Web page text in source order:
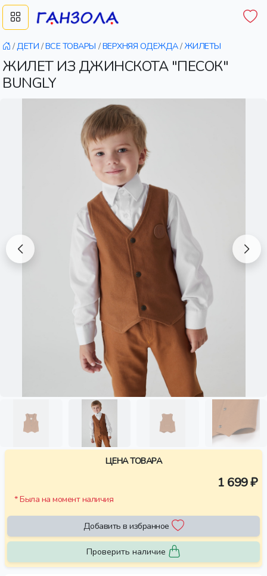
/ДЕТИ /ВСЕ ТОВАРЫ /ВЕРХНЯЯ ОДЕЖДА/ ЖИЛЕТЫ
ЖИЛЕТ ИЗ ДЖИНСКОТА "ПЕСОК"
BUNGLY
ЦЕНА ТОВАРА
1 699 ₽
* Была на момент наличия
Добавить в избранное
Проверить наличие